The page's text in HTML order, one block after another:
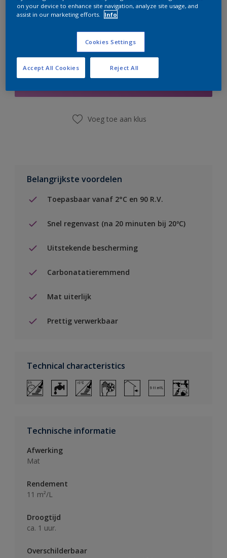
Boodschappenlijst
Voeg toe aan klus
Belangrijkste voordelen
Toepasbaar vanaf 2°C en 90 R.V.
Snel regenvast (na 20 minuten bij 20ºC)
Uitstekende bescherming
Carbonatatieremmend
Mat uiterlijk
Prettig verwerkbaar
Technical characteristics
Technische informatie
Afwerking
Mat
Rendement
11 m²/L
Droogtijd
ca. 1 uur.
Overschilderbaar
on your device to enhance site navigation, analyze site usage, and
assist in our marketing efforts.
Info
Cookies Settings
Reject All
Accept All Cookies